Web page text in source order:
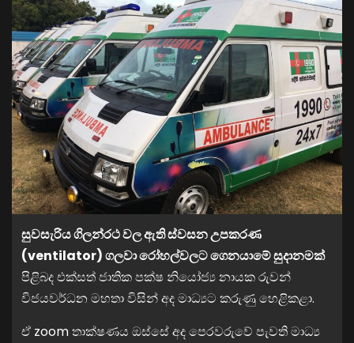
සුවසැරිය ගිලන්රථ වල ඇති ස්වසන උපකරණ
(ventilator) ගලවා රෝහල්වලට ගෙනයාමේ සුදානමක්
පිළිබද එක්සත් ජාතික පක්ෂ නියෝජ්‍ය නායක රුවන්
විජයවර්ධන මහතා විසින් අද මාධ්‍යට කරුණු හෙළිකළා.
ඒ zoom තාක්ෂණය ඔස්සේ අද පෙරවරුවේ පැවති මාධ්‍ය